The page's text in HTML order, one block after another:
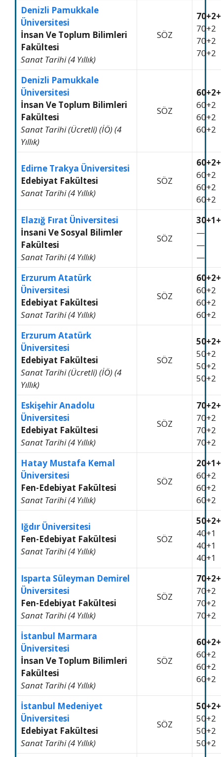
Denizli Pamukkale
Üniversitesi
İnsan Ve Toplum Bilimleri
Fakültesi
Sanat Tarihi (4 Yıllık)
SÖZ
70+2
70+2
70+2
Denizli Pamukkale
Üniversitesi
İnsan Ve Toplum Bilimleri
Fakültesi
Sanat Tarihi (Ücretli) (İÖ) (4
Yıllık)
SÖZ
60+2
60+2
60+2
Edirne Trakya Üniversitesi
Edebiyat Fakültesi
Sanat Tarihi (4 Yıllık)
SÖZ
60+2
60+2
60+2
Elazığ Fırat Üniversitesi
İnsani Ve Sosyal Bilimler
Fakültesi
Sanat Tarihi (4 Yıllık)
SÖZ
—
—
—
Erzurum Atatürk
Üniversitesi
Edebiyat Fakültesi
Sanat Tarihi (4 Yıllık)
SÖZ
60+2
60+2
60+2
Erzurum Atatürk
Üniversitesi
Edebiyat Fakültesi
Sanat Tarihi (Ücretli) (İÖ) (4
Yıllık)
SÖZ
50+2
50+2
50+2
Eskişehir Anadolu
Üniversitesi
Edebiyat Fakültesi
Sanat Tarihi (4 Yıllık)
SÖZ
70+2
70+2
70+2
Hatay Mustafa Kemal
Üniversitesi
Fen-Edebiyat Fakültesi
Sanat Tarihi (4 Yıllık)
SÖZ
60+2
60+2
60+2
Iğdır Üniversitesi
Fen-Edebiyat Fakültesi
Sanat Tarihi (4 Yıllık)
SÖZ
40+1
40+1
40+1
Isparta Süleyman Demirel
Üniversitesi
Fen-Edebiyat Fakültesi
Sanat Tarihi (4 Yıllık)
SÖZ
70+2
70+2
70+2
İstanbul Marmara
Üniversitesi
İnsan Ve Toplum Bilimleri
Fakültesi
Sanat Tarihi (4 Yıllık)
SÖZ
60+2
60+2
60+2
İstanbul Medeniyet
Üniversitesi
Edebiyat Fakültesi
Sanat Tarihi (4 Yıllık)
SÖZ
50+2
50+2
50+2